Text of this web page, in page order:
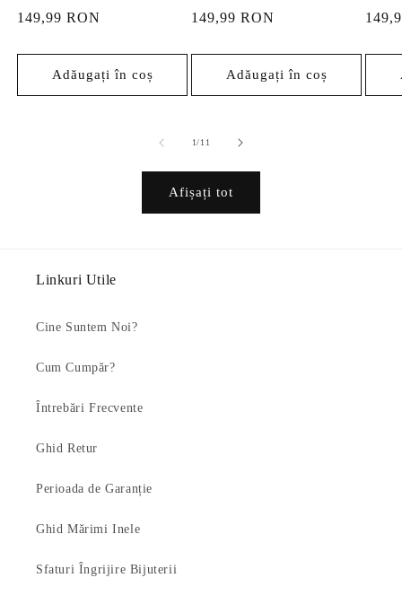
Preț
149,99 RON
Adăugați în coș
Preț
149,99 RON
Adăugați în coș
Preț
1/din
11
Afișați tot
Linkuri Utile
Cine Suntem Noi?
Cum Cumpăr?
Întrebări Frecvente
Ghid Retur
Perioada de Garanție
Ghid Mărimi Inele
Sfaturi Îngrijire Bijuterii